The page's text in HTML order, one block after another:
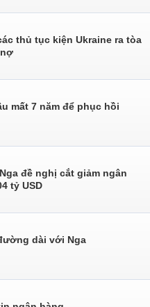
thủ tục kiện Ukraine ra tòa
mất 7 năm để phục hồi
đề nghị cắt giảm ngân
tỷ USD
dài với Nga